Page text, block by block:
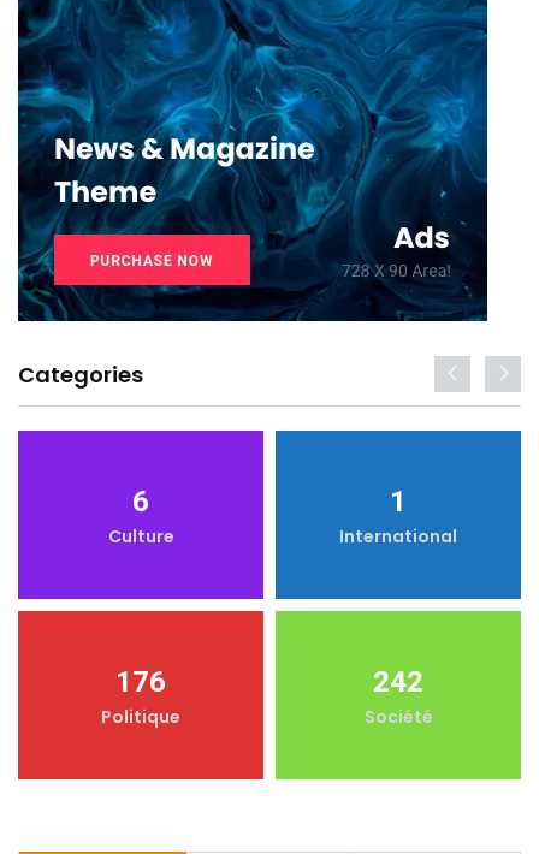
Categories
6
Culture
1
International
176
Politique
242
Société